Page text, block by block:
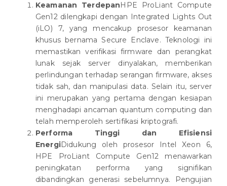
Keamanan Terdepan HPE ProLiant Compute
Gen12 dilengkapi dengan Integrated Lights Out
(iLO) 7, yang mencakup prosesor keamanan
khusus bernama Secure Enclave. Teknologi ini
memastikan verifikasi firmware dan perangkat
lunak sejak server dinyalakan, memberikan
perlindungan terhadap serangan firmware, akses
tidak sah, dan manipulasi data. Selain itu, server
ini merupakan yang pertama dengan kesiapan
menghadapi ancaman quantum computing dan
telah memperoleh sertifikasi kriptografi.
Performa Tinggi dan Efisiensi
EnergiDidukung oleh prosesor Intel Xeon 6,
HPE ProLiant Compute Gen12 menawarkan
peningkatan performa yang signifikan
dibandingkan generasi sebelumnya. Pengujian